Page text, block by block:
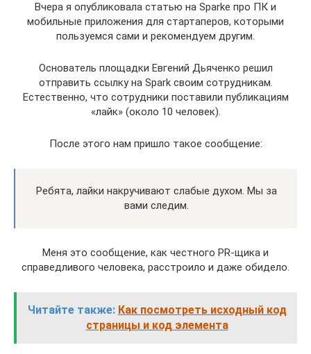
Вчера я опубликовала статью на Sparke про ПК и
мобильные приложения для стартаперов, которыми
пользуемся сами и рекомендуем другим.
Основатель площадки Евгений Дьяченко решил
отправить ссылку на Spark своим сотрудникам.
Естественно, что сотрудники поставили публикациям
«лайк» (около 10 человек).
После этого нам пришло такое сообщение:
Ребята, лайки накручивают слабые духом. Мы за
вами следим.
Меня это сообщение, как честного PR-щика и
справедливого человека, расстроило и даже обидело.
Читайте также: Как посмотреть исходный код
страницы и код элемента